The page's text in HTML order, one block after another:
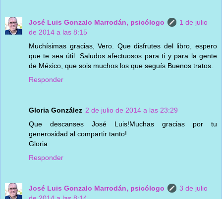
José Luis Gonzalo Marrodán, psicólogo
1 de julio
de 2014 a las 8:15
Muchísimas gracias, Vero. Que disfrutes del libro, espero
que te sea útil. Saludos afectuosos para ti y para la gente
de México, que sois muchos los que seguís Buenos tratos.
Responder
Gloria González 2 de julio de 2014 a las 23:29
Que descanses José Luis!Muchas gracias por tu
generosidad al compartir tanto!
Gloria
Responder
José Luis Gonzalo Marrodán, psicólogo
3 de julio